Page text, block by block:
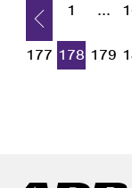
1 ...
177 178 179